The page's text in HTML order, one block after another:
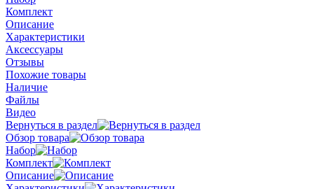
Комплект
Описание
Характеристики
Аксессуары
Отзывы
Похожие товары
Наличие
Файлы
Видео
Вернуться в раздел
Обзор товара
Набор
Комплект
Описание